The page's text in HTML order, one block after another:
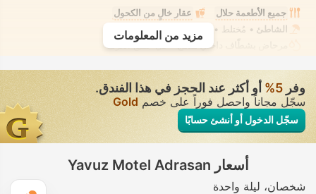
جميع الأطعمة حلال
عقار خالٍ من الكحول
الشاطئ • مُختلط • ملابس السباحة المحتشمة
مرحاض بشطّاف داخلي مدمج
• في جميع الغرف
مزيد من المعلومات
وفر 5‏% أو أكثر عند الحجز في هذا الفندق.
سجّل مجاناً واحصل فوراً على خصم Gold
سجّل الدخول أو أنشئ حسابًا
أسعار Yavuz Motel Adrasan
شخصان ليلة واحدة